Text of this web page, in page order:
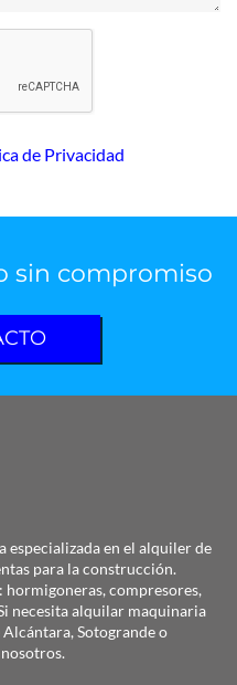
de Privacidad
sin compromiso
especializadaen el alquiler de
para la construcción.
compresores,
necesita alquilar maquinaria
Alcántara, Sotogrande o